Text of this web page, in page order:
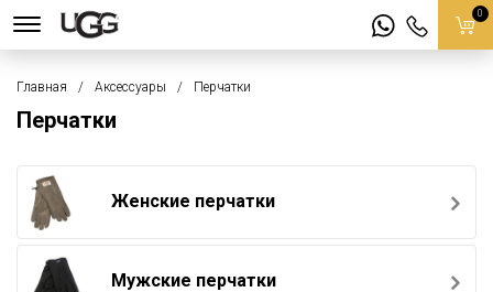
0
Главная Аксессуары Перчатки
Перчатки
Женские перчатки
Мужские перчатки